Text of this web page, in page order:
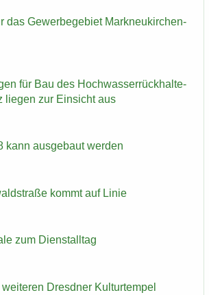
das Ge­wer­be­ge­biet Markneukirchen-​
für Bau des Hoch­was­ser­rück­hal­te­
lie­gen zur Ein­sicht aus
kann aus­ge­baut wer­den
kommt auf Linie
zum Dienst­all­tag
Dresd­ner Kul­tur­tem­pel